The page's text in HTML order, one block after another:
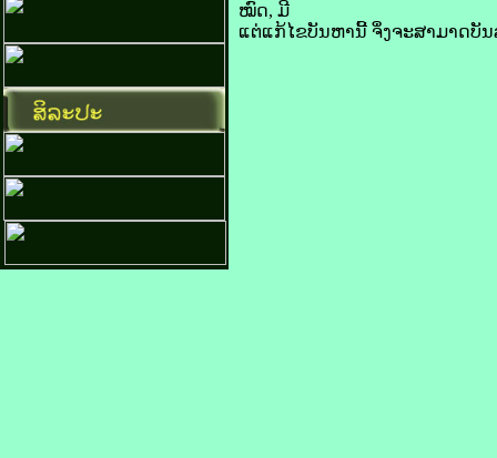
ໝົດ, ມີ​
ແຕ່​ແກ້​ໄຂ​ບັນຫາ​ນີ້ ຈຶ່ງ​ຈະ​ສາມາດ​ບັ